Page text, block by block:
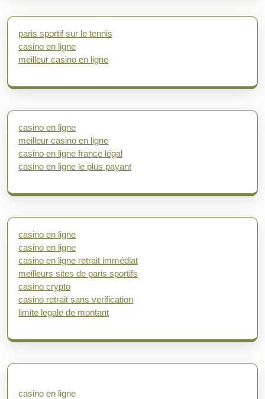
paris sportif sur le tennis
casino en ligne
meilleur casino en ligne
casino en ligne
meilleur casino en ligne
casino en ligne france légal
casino en ligne le plus payant
casino en ligne
casino en ligne
casino en ligne retrait immédiat
meilleurs sites de paris sportifs
casino crypto
casino retrait sans verification
limite legale de montant
casino en ligne